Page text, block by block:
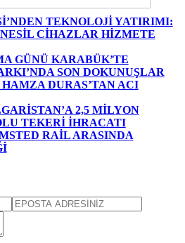
TEKNOLOJİ YATIRIMI:
CİHAZLAR HİZMETE
GÜNÜ KARABÜK’TE
SON DOKUNUŞLAR
DURAS’TAN ACI
2,5 MİLYON
TEKERİ İHRACATI
RAİL ARASINDA